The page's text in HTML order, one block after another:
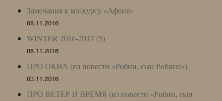
Замечания к конкурсу «Афоня»
08.11.2016
WINTER 2016-2017 (5)
06.11.2016
ПРО ОКНА (из повести «Робин, сын Робина»)
03.11.2016
ПРО ВЕТЕР И ВРЕМЯ (из повести «Робин, сын